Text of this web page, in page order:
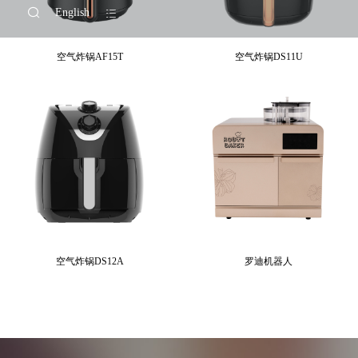
English
空气炸锅AF15T 空气炸锅DS11U
空气炸锅DS12A 罗迪机器人